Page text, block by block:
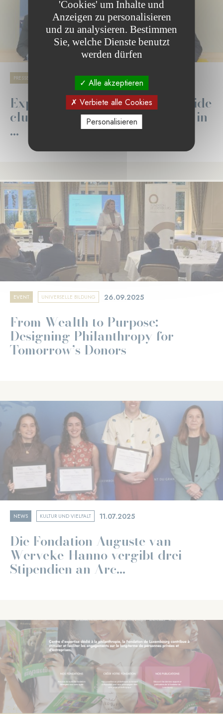
PRESSE BIODIVERSITÄT UND KLIMAWANDEL 28.10.2025
Experimental forests may provide
clues for resilient reforestation in
...
EVENT UNIVERSELLE BILDUNG 26.09.2025
From Wealth to Purpose:
Designing Philanthropy for
Tomorrow’s Donors
NEWS KULTUR UND VIELFALT 11.07.2025
Die Fondation Auguste van
Werveke-Hanno vergibt drei
Stipendien an Arc...
'Cookies' um Inhalte und
Anzeigen zu personalisieren
und zu analysieren. Bestimmen
Sie, welche Dienste benutzt
werden dürfen
Alle akzeptieren
Verbiete alle Cookies
Personalisieren